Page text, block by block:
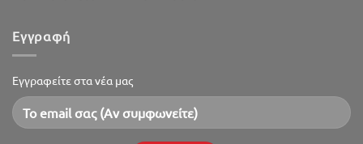
Εγγραφή
Εγγραφείτε στα νέα μας